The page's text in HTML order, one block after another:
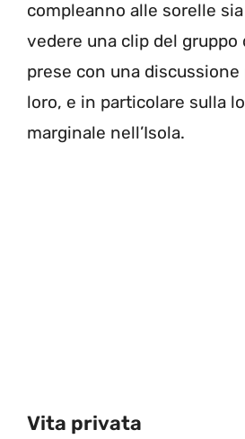
compleanno alle sorelle
vedere una clip del gruppo
prese con una discussione
loro, e in particolare sulla
marginale nell’Isola.
Vita privata